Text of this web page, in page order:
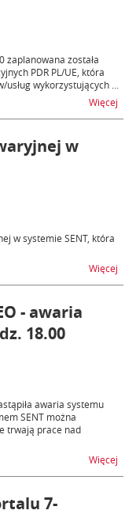
zaplanowana została
PDR PL/UE, która
wykorzystujących ...
Więcej
w
w systemie SENT, która
Więcej
- awaria
18.00
awaria systemu
SENT można
trwają prace nad
Więcej
7-